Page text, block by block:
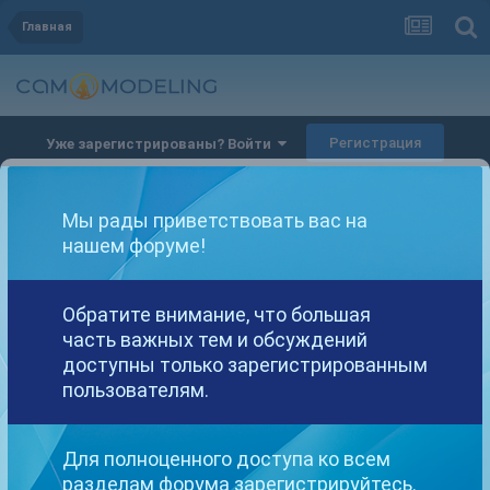
Главная
Уже зарегистрированы? Войти Регистрация
Другие варианты поиска
Найдено: 2 результата
Мы рады приветствовать вас на
нашем форуме!
Обратите внимание, что большая
часть важных тем и обсуждений
доступны только зарегистрированным
пользователям.
Для полноценного доступа ко всем
разделам форума зарегистрируйтесь.